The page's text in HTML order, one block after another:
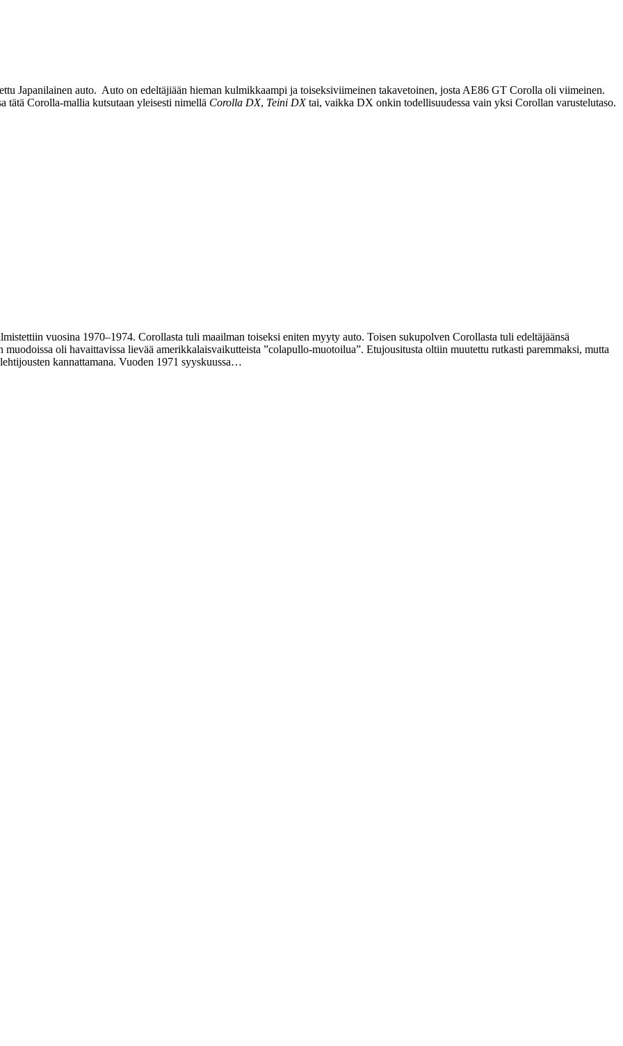
Japanilainen auto. Auto on edeltäjiään hieman kulmikkaampi ja toiseksiviimeinen takavetoinen, josta AE86 GT Corolla oli viimeinen.
tätä Corolla-mallia kutsutaan yleisesti nimellä Corolla DX, Teini DXtai, vaikka DX onkin todellisuudessa vain yksi Corollan varustelutaso.
vuosina 1970–1974. Corollasta tuli maailman toiseksi eniten myyty auto. Toisen sukupolven Corollasta tuli edeltäjäänsä
oli havaittavissa lievää amerikkalaisvaikutteista ”colapullo-muotoilua”. Etujousitusta oltiin muutettu rutkasti paremmaksi, mutta
kannattamana. Vuoden 1971 syyskuussa…